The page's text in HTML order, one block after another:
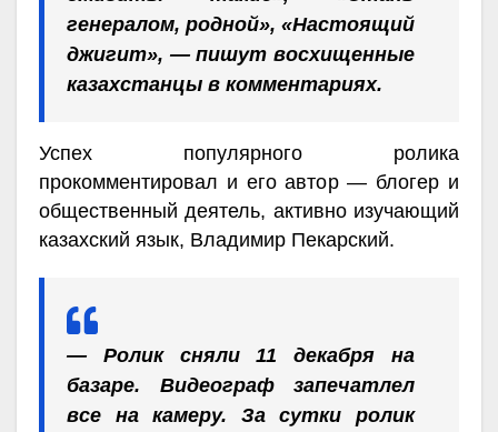
генералом, родной», «Настоящий
джигит», — пишут восхищенные
казахстанцы в комментариях.
Успех популярного ролика
прокомментировал и его автор — блогер и
общественный деятель, активно изучающий
казахский язык, Владимир Пекарский.
— Ролик сняли 11 декабря на
базаре. Видеограф запечатлел
все на камеру. За сутки ролик